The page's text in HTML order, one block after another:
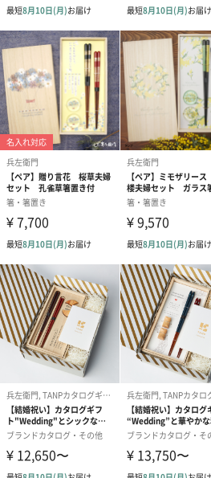
た。
ふくろうが多くの幸せを運んでくれま
「ふくろう」の当て字
「不苦労」・・・苦労しない
「福老」・・・幸福に年を重ねる
「福籠」・・・福が籠につまった様子
「福路」・・・幸福な人生（道）
「福来」「富来」・・・福が来る
天然の漆を使用
天然の漆100％を使用し、すり漆（拭
この技法は、漆を塗っては拭き取り
いくことで木地や素材感を活かせるの
漆そのものの細かい粒子によりザラザ